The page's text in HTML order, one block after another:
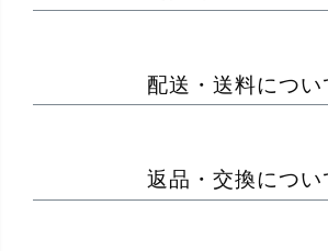
配送・送料につい
返品・交換につい